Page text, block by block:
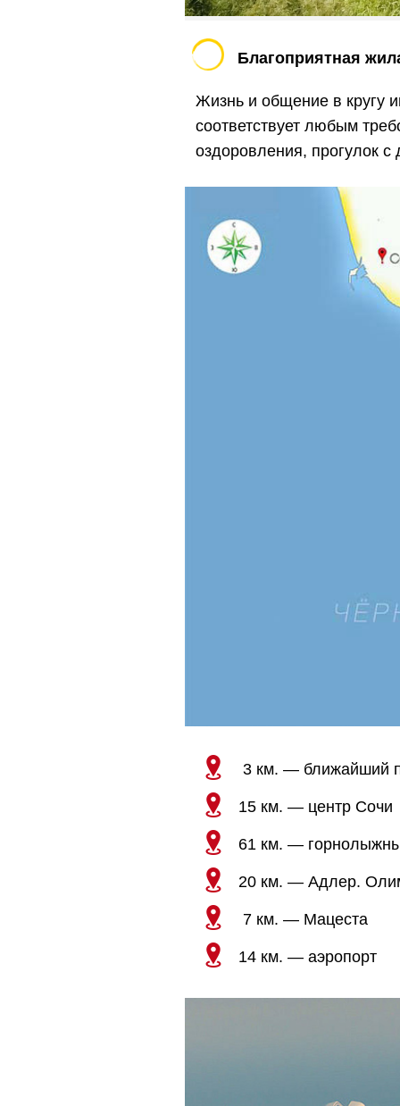
Благоприятная
Жизнь и общение в кругу
соответствует любым
оздоровления, прогулок с
3 км. — ближайший
15 км. — центр Сочи
61 км. —
20 км. — Адлер.
7 км. — Мацеста
14 км. — аэропорт